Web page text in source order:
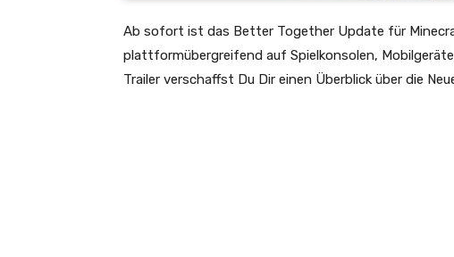
Ab sofort ist das Better Together Update für
plattformübergreifend auf Spielkonsolen,
Trailer verschaffst Du Dir einen Überblick über die